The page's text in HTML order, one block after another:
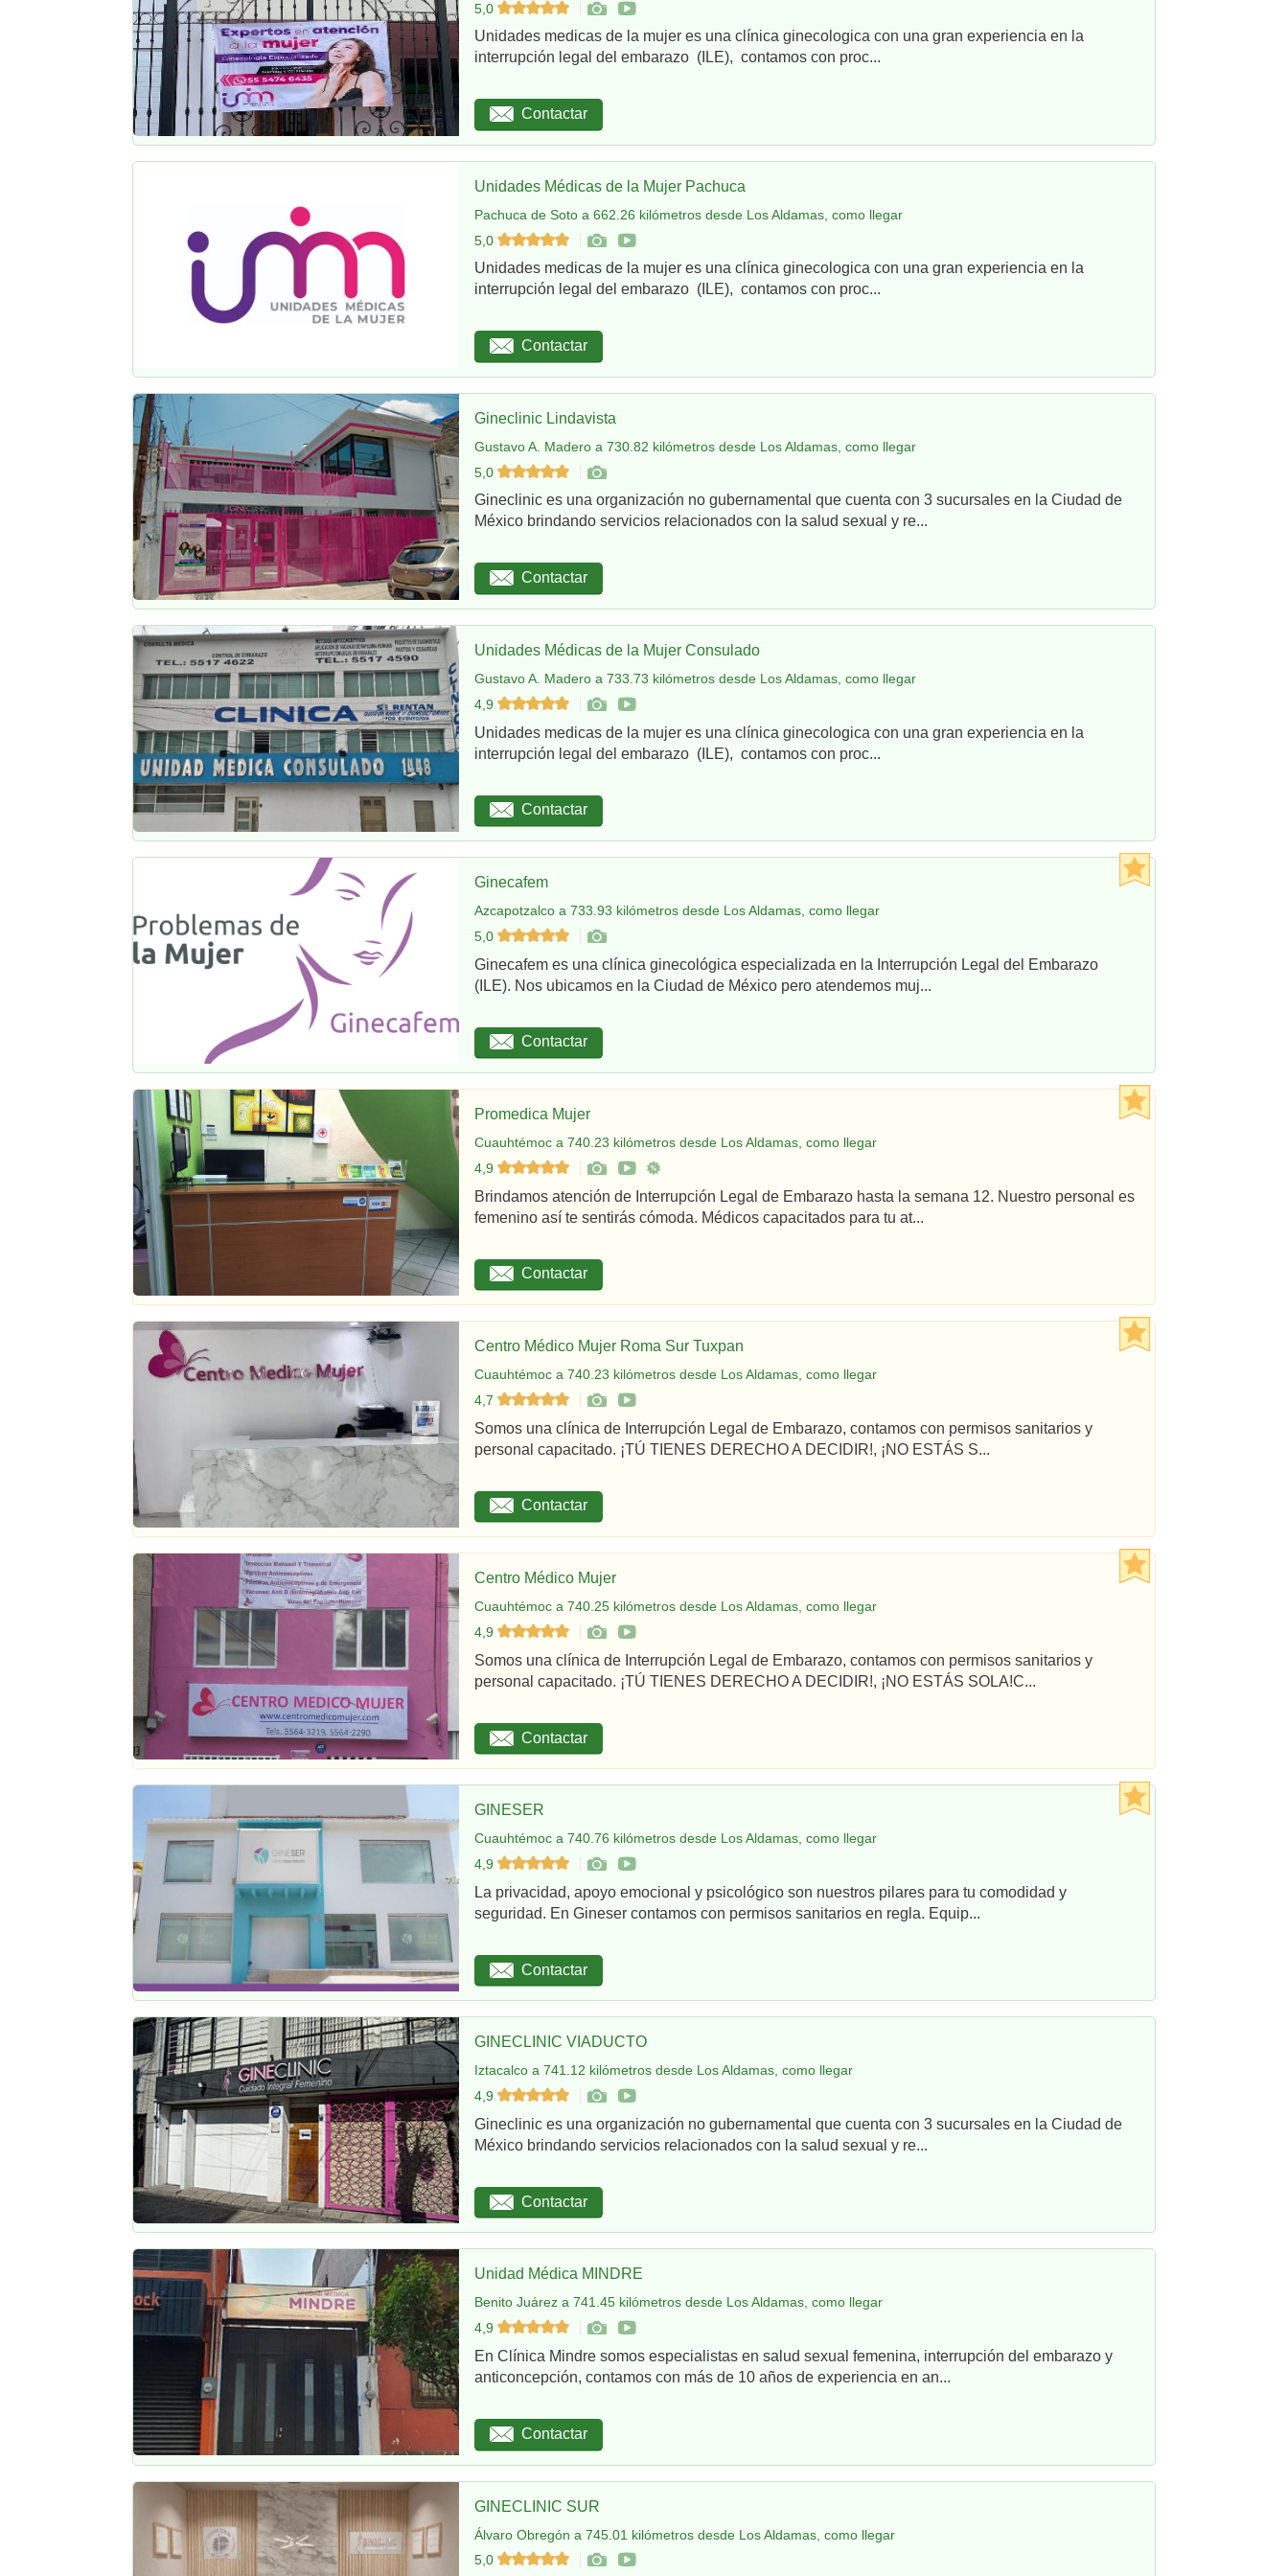
5,0
Unidades medicas de la mujer es una clínica ginecologica con una gran experiencia en la
interrupción legal del embarazo (ILE), contamos con proc...
Contactar
Unidades Médicas de la Mujer Pachuca
Pachuca de Soto a 662.26 kilómetros desde Los Aldamas, como llegar
5,0
Unidades medicas de la mujer es una clínica ginecologica con una gran experiencia en la
interrupción legal del embarazo (ILE), contamos con proc...
Contactar
Gineclinic Lindavista
Gustavo A. Madero a 730.82 kilómetros desde Los Aldamas, como llegar
5,0
Gineclinic es una organización no gubernamental que cuenta con 3 sucursales en la Ciudad de
México brindando servicios relacionados con la salud sexual y re...
Contactar
Unidades Médicas de la Mujer Consulado
Gustavo A. Madero a 733.73 kilómetros desde Los Aldamas, como llegar
4,9
Unidades medicas de la mujer es una clínica ginecologica con una gran experiencia en la
interrupción legal del embarazo (ILE), contamos con proc...
Contactar
Ginecafem
Azcapotzalco a 733.93 kilómetros desde Los Aldamas, como llegar
5,0
Ginecafem es una clínica ginecológica especializada en la Interrupción Legal del Embarazo
(ILE). Nos ubicamos en la Ciudad de México pero atendemos muj...
Contactar
Promedica Mujer
Cuauhtémoc a 740.23 kilómetros desde Los Aldamas, como llegar
4,9
Brindamos atención de Interrupción Legal de Embarazo hasta la semana 12. Nuestro personal es
femenino así te sentirás cómoda. Médicos capacitados para tu at...
Contactar
Centro Médico Mujer Roma Sur Tuxpan
Cuauhtémoc a 740.23 kilómetros desde Los Aldamas, como llegar
4,7
Somos una clínica de Interrupción Legal de Embarazo, contamos con permisos sanitarios y
personal capacitado. ¡TÚ TIENES DERECHO A DECIDIR!, ¡NO ESTÁS S...
Contactar
Centro Médico Mujer
Cuauhtémoc a 740.25 kilómetros desde Los Aldamas, como llegar
4,9
Somos una clínica de Interrupción Legal de Embarazo, contamos con permisos sanitarios y
personal capacitado. ¡TÚ TIENES DERECHO A DECIDIR!, ¡NO ESTÁS SOLA!C...
Contactar
GINESER
Cuauhtémoc a 740.76 kilómetros desde Los Aldamas, como llegar
4,9
La privacidad, apoyo emocional y psicológico son nuestros pilares para tu comodidad y
seguridad. En Gineser contamos con permisos sanitarios en regla. Equip...
Contactar
GINECLINIC VIADUCTO
Iztacalco a 741.12 kilómetros desde Los Aldamas, como llegar
4,9
Gineclinic es una organización no gubernamental que cuenta con 3 sucursales en la Ciudad de
México brindando servicios relacionados con la salud sexual y re...
Contactar
Unidad Médica MINDRE
Benito Juárez a 741.45 kilómetros desde Los Aldamas, como llegar
4,9
En Clínica Mindre somos especialistas en salud sexual femenina, interrupción del embarazo y
anticoncepción, contamos con más de 10 años de experiencia en an...
Contactar
GINECLINIC SUR
Álvaro Obregón a 745.01 kilómetros desde Los Aldamas, como llegar
5,0